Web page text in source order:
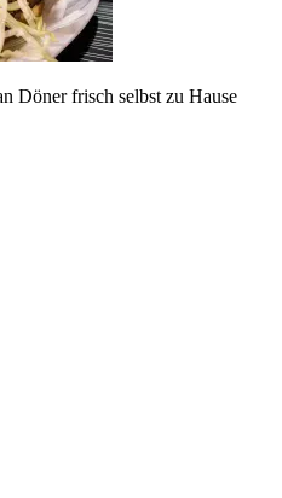
Döner frisch selbst zu Hause